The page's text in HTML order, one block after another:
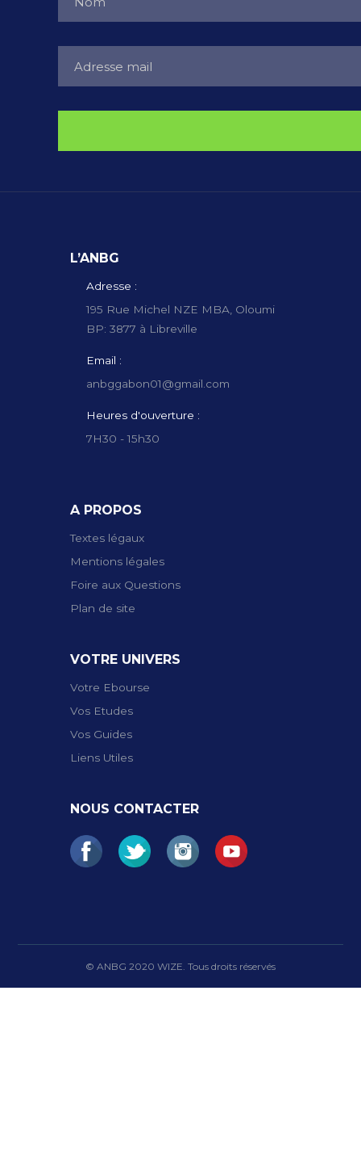
L’ANBG
Adresse :
195 Rue Michel NZE MBA, Oloumi
BP: 3877 à Libreville
Email :
anbggabon01@gmail.com
Heures d'ouverture :
7H30 - 15h30
A PROPOS
Textes légaux
Mentions légales
Foire aux Questions
Plan de site
VOTRE UNIVERS
Votre Ebourse
Vos Etudes
Vos Guides
Liens Utiles
NOUS CONTACTER
© ANBG 2020 WIZE. Tous droits réservés